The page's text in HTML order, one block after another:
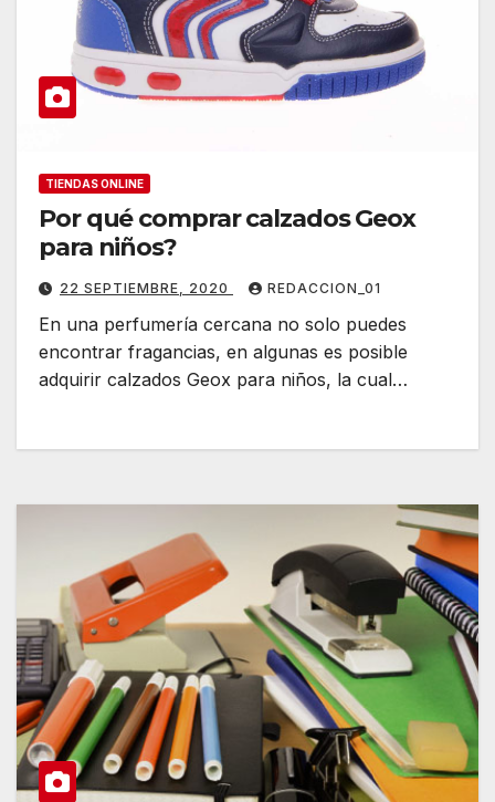
TIENDAS ONLINE
Por qué comprar calzados Geox
para niños?
22 SEPTIEMBRE, 2020 REDACCION_01
En una perfumería cercana no solo puedes
encontrar fragancias, en algunas es posible
adquirir calzados Geox para niños, la cual…